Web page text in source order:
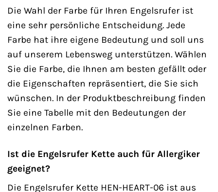
Die Wahl der Farbe für Ihren Engelsrufer ist
eine sehr persönliche Entscheidung. Jede
Farbe hat ihre eigene Bedeutung und soll uns
auf unserem Lebensweg unterstützen. Wählen
Sie die Farbe, die Ihnen am besten gefällt oder
die Eigenschaften repräsentiert, die Sie sich
wünschen. In der Produktbeschreibung finden
Sie eine Tabelle mit den Bedeutungen der
einzelnen Farben.
Ist die Engelsrufer Kette auch für Allergiker
geeignet?
Die Engelsrufer Kette HEN-HEART-06 ist aus